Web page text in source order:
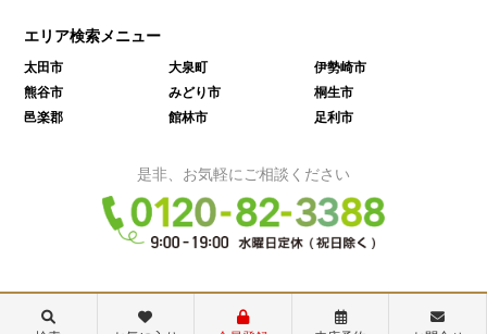
エリア検索メニュー
太田市 大泉町
伊勢崎市
熊谷市
みどり市
桐生市
邑楽郡
館林市 足利市
是非、お気軽にご相談ください